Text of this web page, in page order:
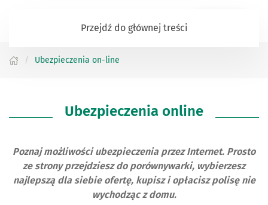
Przejdź do głównej treści
Ubezpieczenia on-line
Ubezpieczenia online
Poznaj możliwości ubezpieczenia przez Internet. Prosto
ze strony przejdziesz do porównywarki, wybierzesz
najlepszą dla siebie ofertę, kupisz i opłacisz polisę nie
wychodząc z domu.